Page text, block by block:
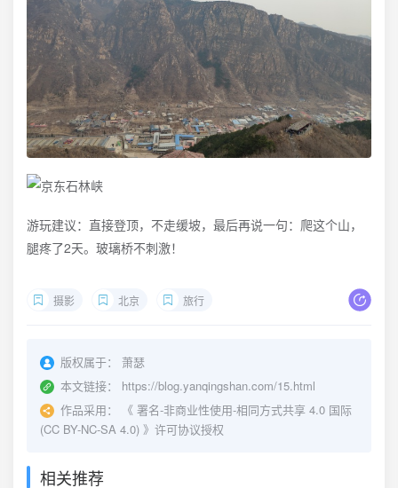
游玩建议：直接登顶，不走缓坡，最后再说一句：爬这个山，
腿疼了2天。玻璃桥不刺激！
摄影 北京 旅行
版权属于：
萧瑟
本文链接：
https://blog.yanqingshan.com/15.html
作品采用：
《 署名-非商业性使用-相同方式共享 4.0 国际
(CC BY-NC-SA 4.0) 》许可协议授权
相关推荐